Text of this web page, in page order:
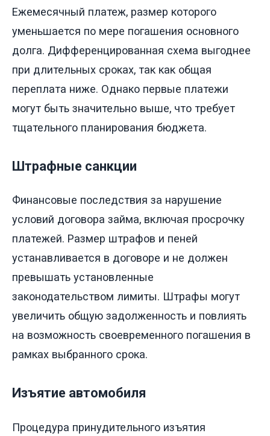
Ежемесячный платеж, размер которого
уменьшается по мере погашения основного
долга. Дифференцированная схема выгоднее
при длительных сроках, так как общая
переплата ниже. Однако первые платежи
могут быть значительно выше, что требует
тщательного планирования бюджета.
Штрафные санкции
Финансовые последствия за нарушение
условий договора займа, включая просрочку
платежей. Размер штрафов и пеней
устанавливается в договоре и не должен
превышать установленные
законодательством лимиты. Штрафы могут
увеличить общую задолженность и повлиять
на возможность своевременного погашения в
рамках выбранного срока.
Изъятие автомобиля
Процедура принудительного изъятия